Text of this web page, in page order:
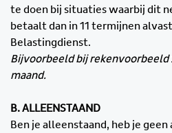
te doen bij situaties waarbij dit
betaalt dan in 11 termijnen
Belastingdienst.
Bijvoorbeeld bij rekenvoorbeeld
maand.
B. ALLEENSTAAND
Ben je alleenstaand, heb je